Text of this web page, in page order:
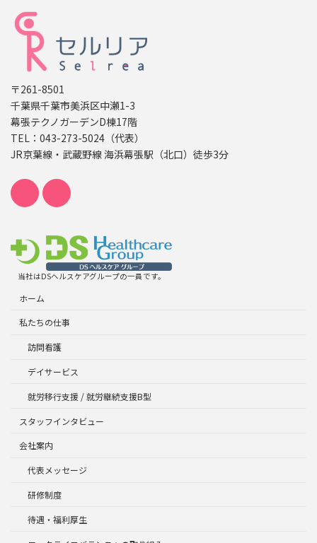
〒261-8501
千葉県千葉市美浜区中瀬1-3
幕張テクノガーデンD棟17階
TEL：043-273-5024（代表）
JR京葉線・武蔵野線 海浜幕張駅（北口）徒歩3分
当社はDSヘルスケアグループの一員です。
ホーム
私たちの仕事
訪問看護
デイサービス
就労移行支援 / 就労継続支援B型
スタッフインタビュー
会社案内
代表メッセージ
研修制度
待遇・福利厚生